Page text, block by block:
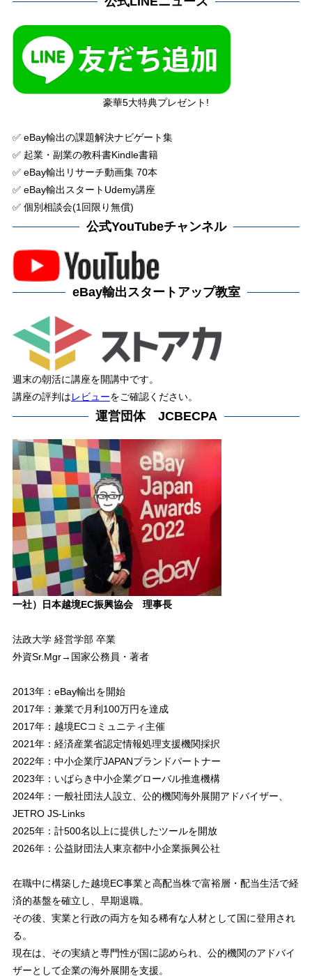
豪華5大特典プレゼント!
✅ eBay輸出の課題解決ナビゲート集
✅ 起業・副業の教科書Kindle書籍
✅ eBay輸出リサーチ動画集 70本
✅ eBay輸出スタートUdemy講座
✅ 個別相談会(1回限り無償)
公式YouTubeチャンネル
eBay輸出スタートアップ教室
週末の朝活に講座を開講中です。
講座の評判はレビューをご確認ください。
運営団体 JCBECPA
一社）日本越境EC振興協会 理事長
法政大学 経営学部 卒業
外資Sr.Mgr→国家公務員・著者
2013年：eBay輸出を開始
2017年：兼業で月利100万円を達成
2017年：越境ECコミュニティ主催
2021年：経済産業省認定情報処理支援機関採択
2022年：中小企業庁JAPANブランドパートナー
2023年：いばらき中小企業グローバル推進機構
2024年：一般社団法人設立、公的機関海外展開アドバイザー、
JETRO JS-Links
2025年：計500名以上に提供したツールを開放
2026年：公益財団法人東京都中小企業振興公社
在職中に構築した越境EC事業と高配当株で富裕層・配当生活で経
済的基盤を確立し、早期退職。
その後、実業と行政の両方を知る稀有な人材として国に登用され
る。
現在は、その実績と専門性が国に認められ、公的機関のアドバイ
ザーとして企業の海外展開を支援。